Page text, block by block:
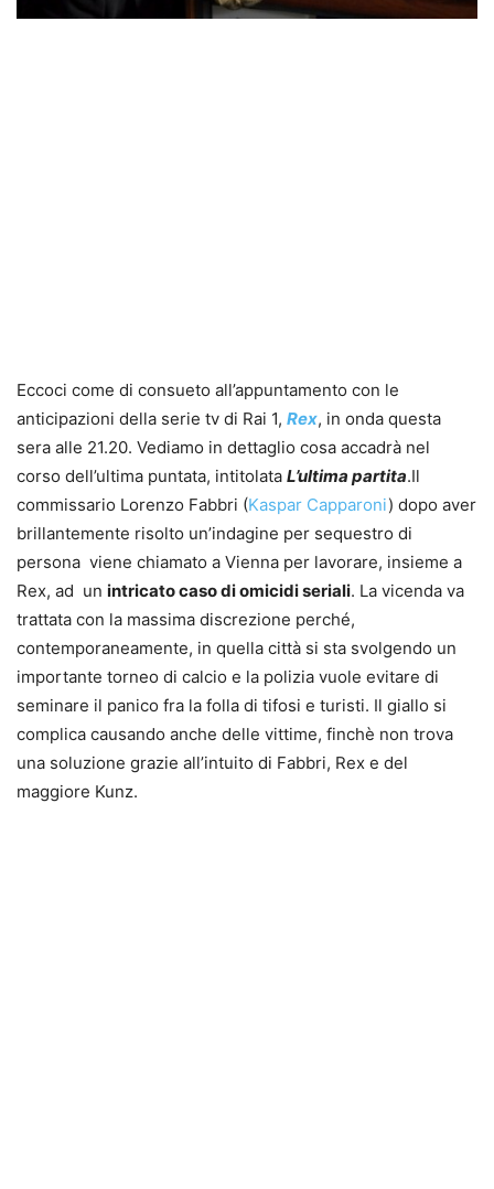
Eccoci come di consueto all’appuntamento con le
anticipazioni della serie tv di Rai 1, Rex, in onda questa
sera alle 21.20. Vediamo in dettaglio cosa accadrà nel
corso dell’ultima puntata, intitolata L’ultima partita.Il
commissario Lorenzo Fabbri (Kaspar Capparoni) dopo aver
brillantemente risolto un’indagine per sequestro di
persona viene chiamato a Vienna per lavorare, insieme a
Rex, ad un intricato caso di omicidi seriali. La vicenda va
trattata con la massima discrezione perché,
contemporaneamente, in quella città si sta svolgendo un
importante torneo di calcio e la polizia vuole evitare di
seminare il panico fra la folla di tifosi e turisti. Il giallo si
complica causando anche delle vittime, finchè non trova
una soluzione grazie all’intuito di Fabbri, Rex e del
maggiore Kunz.